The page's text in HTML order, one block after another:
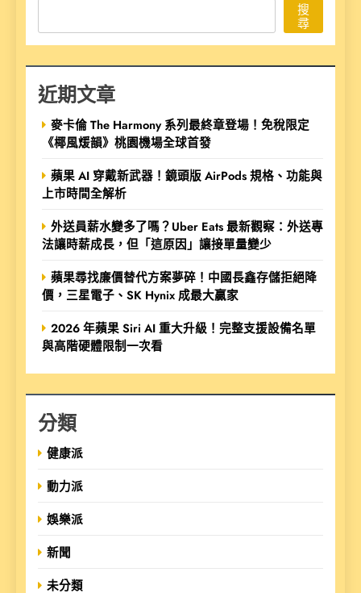
搜
尋
近期文章
麥卡倫 The Harmony 系列最終章登場！免稅限定
《椰風煖韻》桃園機場全球首發
蘋果 AI 穿戴新武器！鏡頭版 AirPods 規格、功能與
上市時間全解析
外送員薪水變多了嗎？Uber Eats 最新觀察：外送專
法讓時薪成長，但「這原因」讓接單量變少
蘋果尋找廉價替代方案夢碎！中國長鑫存儲拒絕降
價，三星電子、SK Hynix 成最大贏家
2026 年蘋果 Siri AI 重大升級！完整支援設備名單
與高階硬體限制一次看
分類
健康派
動力派
娛樂派
新聞
未分類